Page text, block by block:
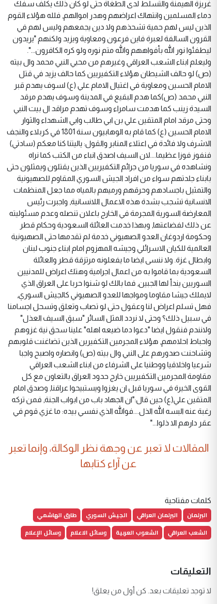
غريزة الهيمنة والتسلط لدى الطغاة حتى لو كان ذلك يكلف سفك
دماء المسلمين وانتهاك اعراضهم وهدر اموالهم, فلله هؤلاء القوم
الذين ليس لهم حمية تشحذهم ولا دين يجمعهم وليس لهم في
القرون السالفة لعبرة فاين فرعون ومعاوية ويزيد ولكنهم "يريدون
ليطفئوا نور الله بأفواههم والله متم نوره ولو كره الكافرون...".
وليعلم ابناء الشعب العراقي وغيرهم من محبي النبي محمد وال بيته
(ص) لو حالف الشيطان هؤلاء التكفيريين كما حالف يزيد في قتل
الامام الحسين ومعاوية في اغتيال الامام علي (ع) لسوف يهدم قبر
النبي محمد (ص)كما هدم البقيع في المدينة وسوف يهدم مرقد
السيدة زينب كما هدمت سامراء وسوف تهدم مراقد ال بيت النبي
وحتى مرقد امام المتقين علي بن ابي طالب وابي الشهداء والثوار
الامام الحسين (ع) كما قام به الوهابيون سنة 1801 في كربلاء والنجف
الاشرف ولا فائدة في اعتلاء المنابر والقول: ياليتنا كنا معكم (سادتي)
فنفوز فوزا عظيما....لان السيف اصدق انباء من الكتب كما نراه
ونشاهده في سوريا من جرائم التكفيريين الذين يقتلون ويمثلون حتى
بابناء جلدتهم سواء من افراد الجيش السوري المقاوم للصهيونية
والتمثيل باجسادهم وحرقهم ورميهم بالمياه مما جعل المنظمات
الانسانية تشجب بشدة هذه الاعمال اللانسانية, واجبرت رئيس
المعارضة السورية المجرمة في الخارج باعلان تنصله وعدم مسئوليته
عن ذلك لفضاعتها, وبهذا خدمت العائلة السعودية وحكام قطر
وحكومة اردوغان العدو الصهيوني خدمة لم تقدمها حتى الصهيونية
العالمية للكيان الاسرائلي وجيشه المهزوم امام ابناء جنوب لبنان
وابطال غزة. ولا ننسى ايضا ما يفعلونه مرتزقة قطر والعائلة
السعودية بما قاموا به من اعمال اجرامية وهتك اعراض للمدنيين
السوريين يندأ لها الجبين, فما بالك لو شنوا حربا على العراق الذي
لايملك جيشا مقاوما ومواجها للعدو الصهيوني كالجيش السوري,
فهل تسلم اعراض لنا وعقول حتى لو تصاب وتعلق وتسحل اجسامنا
في سبيل ذلك؟ وحتى لا نردد المثل السائر "سبق السيف العذل"
ولانندم فنقول ايضا "دعوا دما ضيعه اهله" علينا سحق نية غزوهم
واحباط احلامهم, هؤلاء المجرمين التكفيرين الذين تضاغنت قلوبهم
وتشاحنت صدورهم على النبي وال بيته (ص) وانصاره واصبح واجبا
شرعيا واخلاقيا ووطنيا على الشرفاء من ابناء الشعب العراقي
مقاومة المجرمين التكفيريين خارج حدود العراق بالتعاون مع كل
القوى الخيرة في سوريا قبل ان يغزوا ويستبيحوا عراقنا, وصدق امام
المتقين علي(ع) حين قال:"ان الجهاد باب من ابواب الجنة, فمن تركه
رغبة عنه البسه الله الذل....فوالله الذي نفسي بيده: ما غزي قوم في
عقر دارهم الا ذلوا..."
المقالات لا تعبر عن وجهة نظر الوكالة، وإنما تعبر
عن آراء كتابها
كلمات مفتاحية
البرلمان البرلمان العراقي الجيش السوري
طارق الهاشمي
الشعب العراقي
الشعوب العربية وسائل الاعلام وسائل الإعلام
التعليقات
لا توجد تعليقات بعد. كن أول من يعلق!